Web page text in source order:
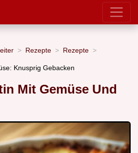
Rezepte Rezepte
Knusprig Gebacken
Mit Gemüse Und